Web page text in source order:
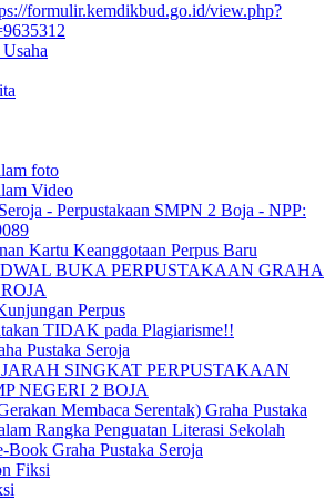
formulir.kemdikbud.go.id/view.php?
foto
Video
- Perpustakaan SMPN 2 Boja - NPP:
Kartu Keanggotaan Perpus Baru
BUKA PERPUSTAKAAN GRAHA
Perpus
TIDAK pada Plagiarisme!!
Pustaka Seroja
SINGKAT PERPUSTAKAAN
NEGERI 2 BOJA
Membaca Serentak) Graha Pustaka
Rangka Penguatan Literasi Sekolah
Book Graha Pustaka Seroja
Fiksi